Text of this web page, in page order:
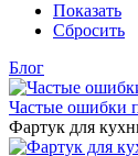
Показать
Сбросить
Блог
Частые ошибки
Фартук для